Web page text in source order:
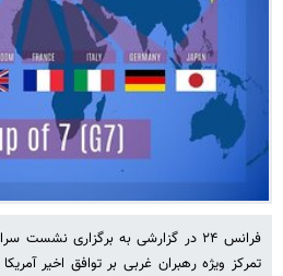
تمرکز ویژه رهبران غربی بر توافق اخیر